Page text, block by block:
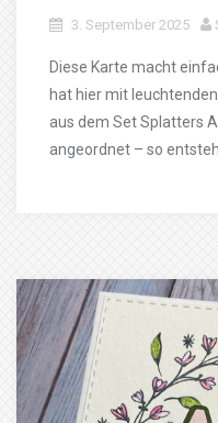
3. September 2025
Diese Karte macht
hat hier mit
aus dem Set Splatters
angeordnet – so